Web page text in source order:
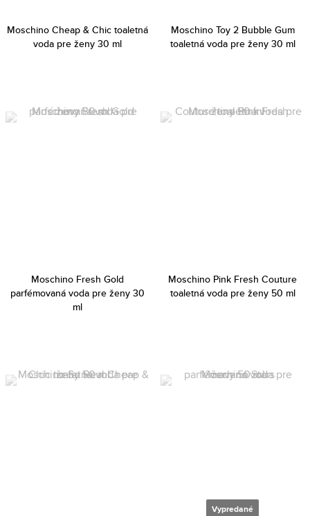
Moschino Cheap & Chic toaletná
voda pre ženy 30 ml
Moschino Toy 2 Bubble Gum
toaletná voda pre ženy 30 ml
Moschino Fresh Gold
parfémovaná voda pre ženy 30
ml
Moschino Pink Fresh Couture
toaletná voda pre ženy 50 ml
Vypredané